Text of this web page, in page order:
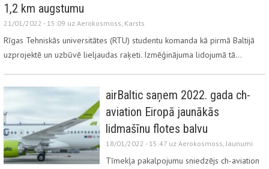
1,2 km augstumu
21/01/2022 - 15:09 uz Aerokosmoss, Karsts
Rīgas Tehniskās universitātes (RTU) studentu komanda kā pirmā Baltijā
uzprojektē un uzbūvē lieljaudas raķeti. Izmēģinājuma lidojumā tā…
airBaltic saņem 2022. gada ch-
aviation Eiropā jaunākās
lidmašīnu flotes balvu
18/01/2022 - 15:47 uz Aerokosmoss,Jaunumi
Tīmekļa pakalpojumu sniedzējs ch-aviation